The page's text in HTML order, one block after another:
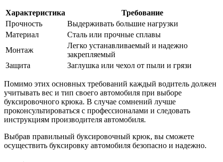
Характеристика
Требование
Прочность
Выдерживать большие нагрузки
Материал
Сталь или прочные сплавы
Монтаж
Легко устанавливаемый и надежно
закрепляемый
Защита
Заглушка или чехол от пыли и грязи
Помимо этих основных требований каждый водитель должен
учитывать вес и тип своего автомобиля при выборе
буксировочного крюка. В случае сомнений лучше
проконсультироваться с профессионалами и следовать
инструкциям производителя автомобиля.
Выбрав правильный буксировочный крюк, вы сможете
осуществить буксировку автомобиля безопасно и надежно.